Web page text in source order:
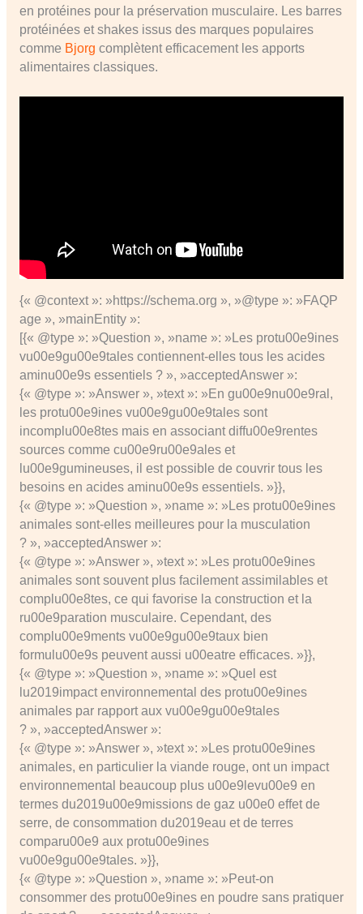
en protéines pour la préservation musculaire. Les barres
protéinées et shakes issus des marques populaires
comme Bjorg complètent efficacement les apports
alimentaires classiques.
{« @context »: »https://schema.org », »@type »: »FAQP
age », »mainEntity »:
[{« @type »: »Question », »name »: »Les protu00e9ines
vu00e9gu00e9tales contiennent-elles tous les acides
aminu00e9s essentiels ? », »acceptedAnswer »:
{« @type »: »Answer », »text »: »En gu00e9nu00e9ral,
les protu00e9ines vu00e9gu00e9tales sont
incomplu00e8tes mais en associant diffu00e9rentes
sources comme cu00e9ru00e9ales et
lu00e9gumineuses, il est possible de couvrir tous les
besoins en acides aminu00e9s essentiels. »}},
{« @type »: »Question », »name »: »Les protu00e9ines
animales sont-elles meilleures pour la musculation
? », »acceptedAnswer »:
{« @type »: »Answer », »text »: »Les protu00e9ines
animales sont souvent plus facilement assimilables et
complu00e8tes, ce qui favorise la construction et la
ru00e9paration musculaire. Cependant, des
complu00e9ments vu00e9gu00e9taux bien
formulu00e9s peuvent aussi u00eatre efficaces. »}},
{« @type »: »Question », »name »: »Quel est
lu2019impact environnemental des protu00e9ines
animales par rapport aux vu00e9gu00e9tales
? », »acceptedAnswer »:
{« @type »: »Answer », »text »: »Les protu00e9ines
animales, en particulier la viande rouge, ont un impact
environnemental beaucoup plus u00e9levu00e9 en
termes du2019u00e9missions de gaz u00e0 effet de
serre, de consommation du2019eau et de terres
comparu00e9 aux protu00e9ines
vu00e9gu00e9tales. »}},
{« @type »: »Question », »name »: »Peut-on
consommer des protu00e9ines en poudre sans pratiquer